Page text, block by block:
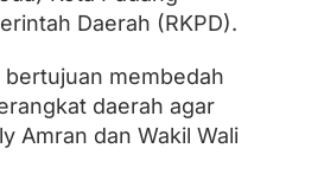
Daerah (RKPD).
membedah
daerah agar
Amran dan Wakil Wali
Ketua DPW dan DPD, Zulhas
Kader PAN Sumbar Kompak